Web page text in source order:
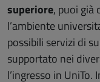
superiore, puoi già
l’ambiente
possibili servizi di
supportato nei
l’ingresso in UniTo.